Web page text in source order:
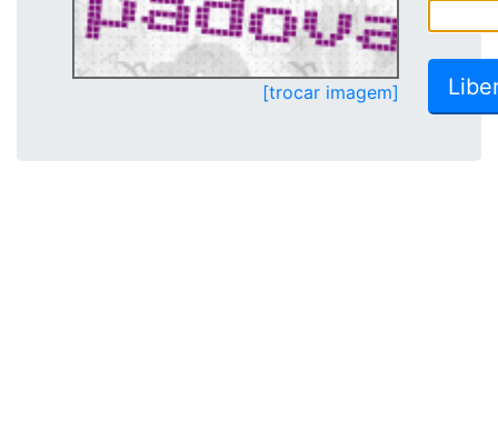
[trocar imagem]